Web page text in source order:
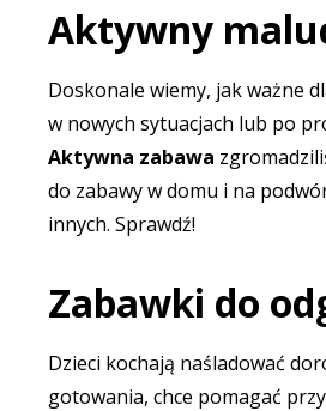
Aktywny
Doskonale wiemy, jak ważne
w nowych sytuacjach lub po
Aktywna zabawa
do zabawy w domu i na
innych. Sprawdź!
Zabawki do
Dzieci kochają naśladować
gotowania, chce pomagać